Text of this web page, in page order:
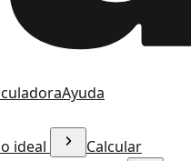
Ayuda
ideal
Calcular